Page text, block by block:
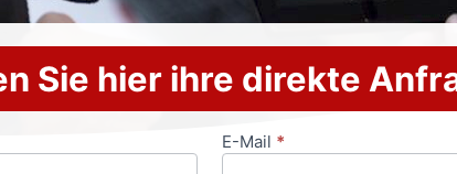
Sie hier ihre direkte
E-Mail *